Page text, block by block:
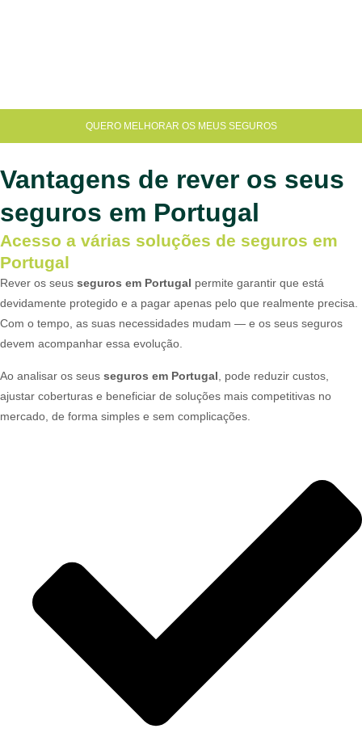
QUERO MELHORAR OS MEUS SEGUROS
Vantagens de rever os seus
seguros em Portugal
Acesso a várias soluções de seguros em
Portugal
Rever os seus seguros em Portugal permite garantir que está
devidamente protegido e a pagar apenas pelo que realmente precisa.
Com o tempo, as suas necessidades mudam — e os seus seguros
devem acompanhar essa evolução.
Ao analisar os seus seguros em Portugal , pode reduzir custos,
ajustar coberturas e beneficiar de soluções mais competitivas no
mercado, de forma simples e sem complicações.